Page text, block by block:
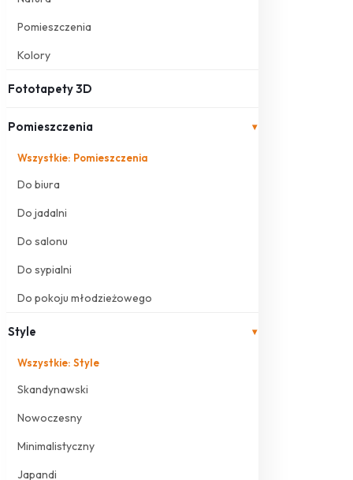
Pomieszczenia
Kolory
Fototapety 3D
Pomieszczenia ▾
Wszystkie: Pomieszczenia
Do biura
Do jadalni
Do salonu
Do sypialni
Do pokoju młodzieżowego
Style ▾
Wszystkie: Style
Skandynawski
Nowoczesny
Minimalistyczny
Japandi